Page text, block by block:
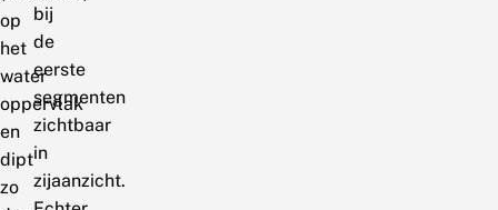
op
het
water
oppervlak
en
dipt
zo
bij
de
eerste
segmenten
zichtbaar
in
zijaanzicht.